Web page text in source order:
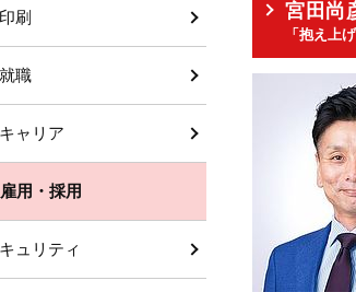
宮田尚
「抱え上
刷
職
ャリア
用・採用
ュリティ